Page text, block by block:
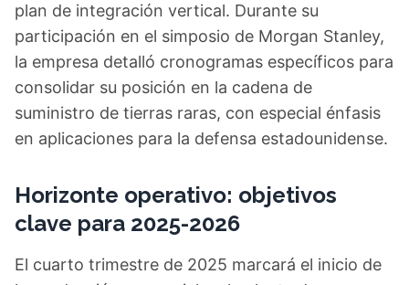
plan de integración vertical. Durante su
participación en el simposio de Morgan Stanley,
la empresa detalló cronogramas específicos para
consolidar su posición en la cadena de
suministro de tierras raras, con especial énfasis
en aplicaciones para la defensa estadounidense.
Horizonte operativo: objetivos
clave para 2025-2026
El cuarto trimestre de 2025 marcará el inicio de